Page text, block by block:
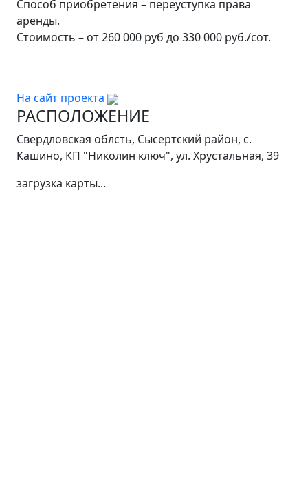
Способ приобретения – переуступка права
аренды.
Стоимость – от 260 000 руб до 330 000 руб./сот.
На сайт проекта
РАСПОЛОЖЕНИЕ
Свердловская облсть, Сысертский район, с.
Кашино, КП "Николин ключ", ул. Хрустальная, 39
загрузка карты...